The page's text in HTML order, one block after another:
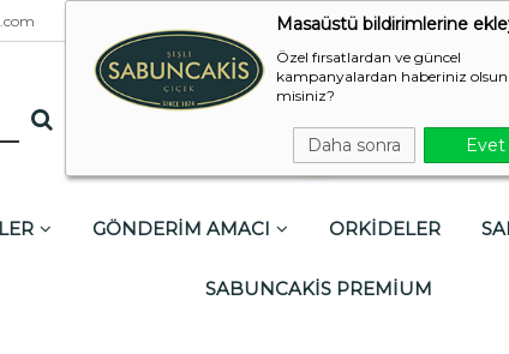
Masaüstü bildirimlerine
Özel fırsatlardan ve güncel
kampanyalardan haberiniz
misiniz?
Daha sonra Evet
GÖNDERİM AMACI ORKİDELER
SABUNCAKİS PREMİUM